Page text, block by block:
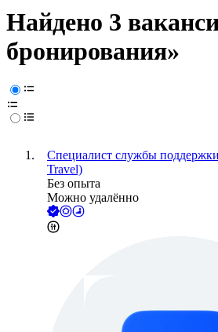
Найдено 3
бронирования»
Специалист службы
Travel)
Без опыта
Можно удалённо